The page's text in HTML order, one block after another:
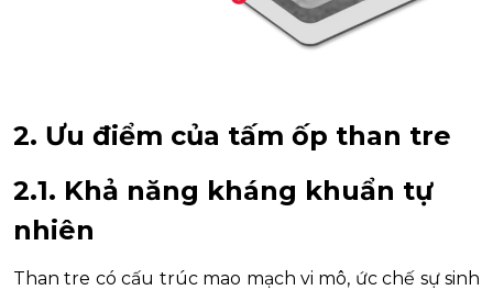
2. Ưu điểm của tấm ốp than tre
2.1. Khả năng kháng khuẩn tự
nhiên
Than tre có cấu trúc mao mạch vi mô, ức chế sự sinh